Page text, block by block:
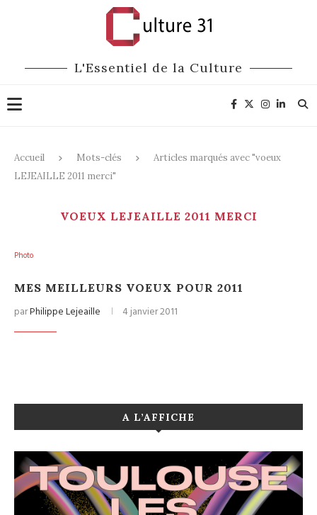
L'Essentiel de la Culture
Accueil Mots-clés
Articles marqués avec "voeux
LEJEAILLE 2011 merci"
VOEUX LEJEAILLE 2011 MERCI
Photo
MES MEILLEURS VOEUX POUR 2011
parPhilippe Lejeaille 4 janvier 2011
A L’AFFICHE